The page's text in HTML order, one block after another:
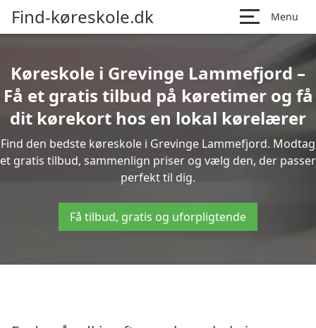
Find-køreskole.dk Menu
Køreskole i Grevinge Lammefjord –
Få et gratis tilbud på køretimer og få
dit kørekort hos en lokal kørelærer
Find den bedste køreskole i Grevinge Lammefjord. Modtag
et gratis tilbud, sammenlign priser og vælg den, der passer
perfekt til dig.
Få tilbud, gratis og uforpligtende